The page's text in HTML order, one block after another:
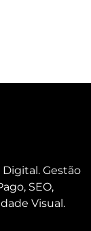
Gestão
SEO,
Visual.